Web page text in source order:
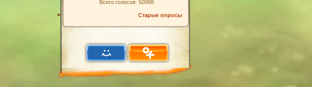
Всего голосов: 50088
Старые опросы